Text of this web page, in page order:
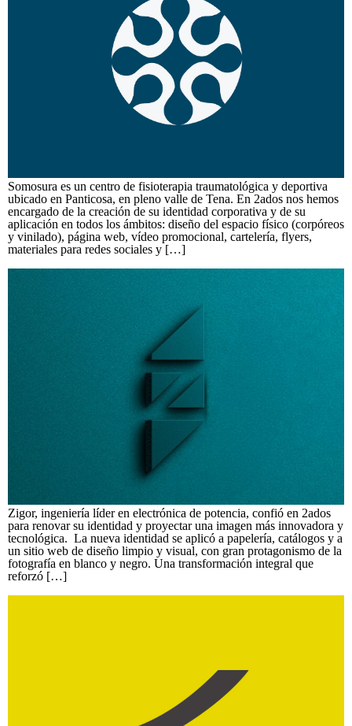
Somosura es un centro de fisioterapia traumatológica y deportiva
ubicado en Panticosa, en pleno valle de Tena. En 2ados nos hemos
encargado de la creación de su identidad corporativa y de su
aplicación en todos los ámbitos: diseño del espacio físico (corpóreos
y vinilado), página web, vídeo promocional, cartelería, flyers,
materiales para redes sociales y […]
Zigor, ingeniería líder en electrónica de potencia, confió en 2ados
para renovar su identidad y proyectar una imagen más innovadora y
tecnológica. La nueva identidad se aplicó a papelería, catálogos y a
un sitio web de diseño limpio y visual, con gran protagonismo de la
fotografía en blanco y negro. Una transformación integral que
reforzó […]